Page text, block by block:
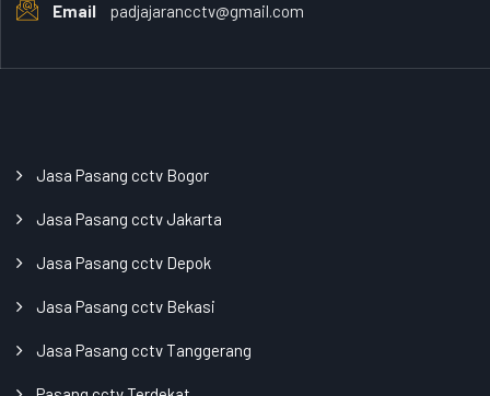
Email padjajarancctv@gmail.com
Jasa Pasang cctv Bogor
Jasa Pasang cctv Jakarta
Jasa Pasang cctv Depok
Jasa Pasang cctv Bekasi
Jasa Pasang cctv Tanggerang